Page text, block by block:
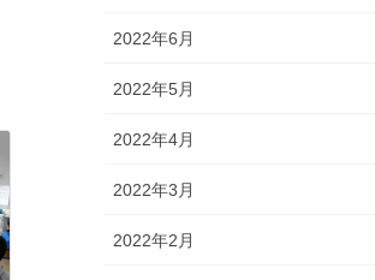
2022年6月
2022年5月
2022年4月
2022年3月
2022年2月